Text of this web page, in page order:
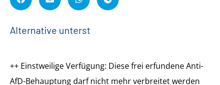
Alternative unterst
++ Einstweilige Verfügung: Diese frei erfundene Anti-
AfD-Behauptung darf nicht mehr verbreitet werden